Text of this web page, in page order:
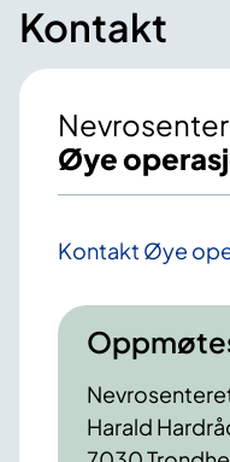
Kontakt
Øye
Kontakt Øye
Harald